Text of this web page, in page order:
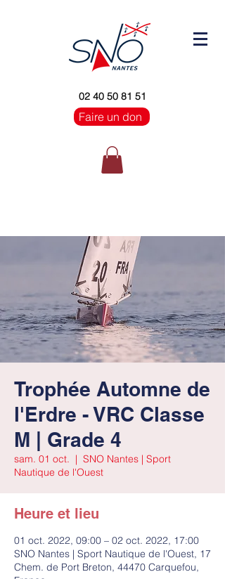
02 40 50 81 51
Faire un don
Trophée Automne de
l'Erdre - VRC Classe
M | Grade 4
sam. 01 oct.
  |
SNO Nantes | Sport
Nautique de l'Ouest
Heure et lieu
01 oct. 2022, 09:00 – 02 oct. 2022, 17:00
SNO Nantes | Sport Nautique de l'Ouest, 17
Chem. de Port Breton, 44470 Carquefou,